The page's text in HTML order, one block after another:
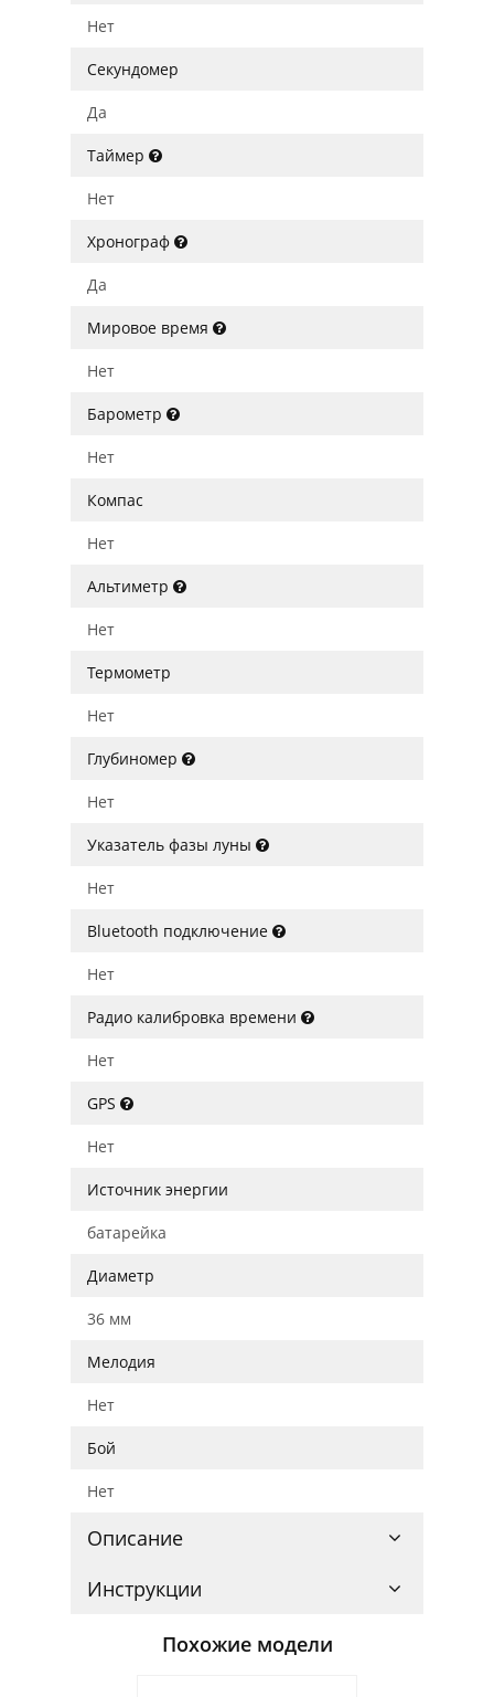
Нет
Секундомер
Да
Таймер
Нет
Хронограф
Да
Мировое время
Нет
Барометр
Нет
Компас
Нет
Альтиметр
Нет
Термометр
Нет
Глубиномер
Нет
Указатель фазы луны
Нет
Bluetooth подключение
Нет
Радио калибровка времени
Нет
GPS
Нет
Источник энергии
батарейка
Диаметр
36 мм
Мелодия
Нет
Бой
Нет
Описание
Инструкции
Похожие модели